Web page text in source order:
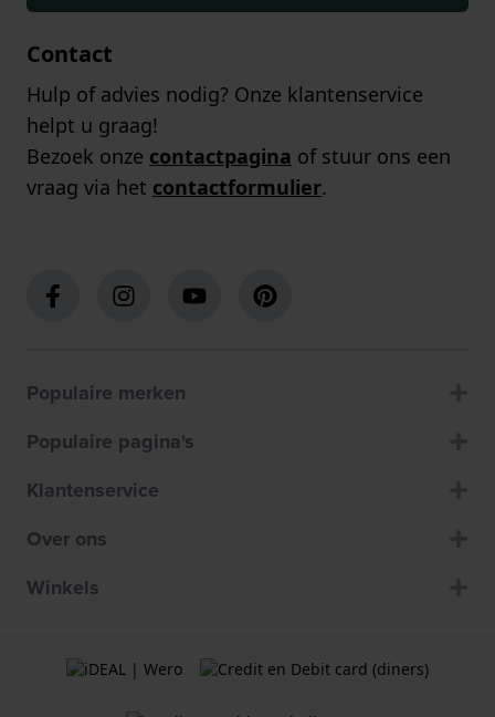
Contact
Hulp of advies nodig? Onze klantenservice
helpt u graag!
Bezoek onze contactpagina of stuur ons een
vraag via het contactformulier.
Populaire merken
Populaire pagina's
Klantenservice
Over ons
Winkels